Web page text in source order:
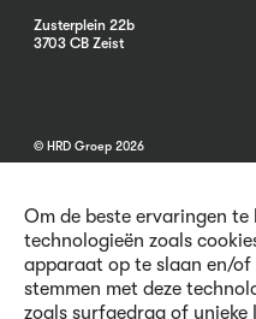
Om de beste ervaringen te
technologieën zoals
apparaat op te slaan en/
stemmen met deze
zoals surfgedrag of unieke
Zusterplein 22b
3703 CB Zeist
© HRD Groep 2026
Algemene informatie